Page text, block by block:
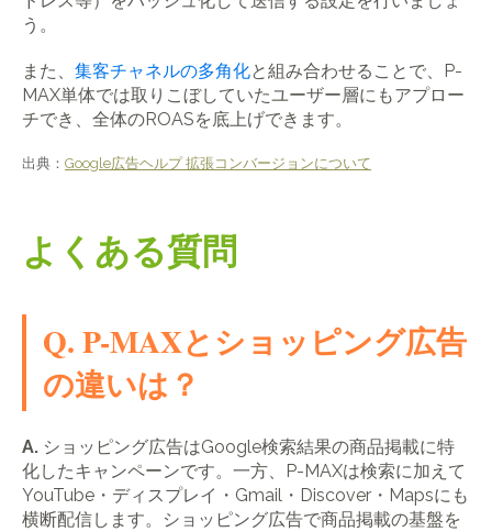
う。
また、 集客チャネルの多角化と組み合わせることで、P-
MAX単体では取りこぼしていたユーザー層にもアプロー
チでき、全体のROASを底上げできます。
出典： Google広告ヘルプ 拡張コンバージョンについて
よくある質問
Q. P-MAXとショッピング広告
の違いは？
A. ショッピング広告はGoogle検索結果の商品掲載に特
化したキャンペーンです。一方、P-MAXは検索に加えて
YouTube・ディスプレイ・Gmail・Discover・Mapsにも
横断配信します。ショッピング広告で商品掲載の基盤を